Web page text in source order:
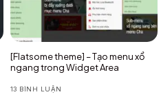
[Flatsome theme] – Tạo menu xổ
ngang trong Widget Area
13 BÌNH LUẬN